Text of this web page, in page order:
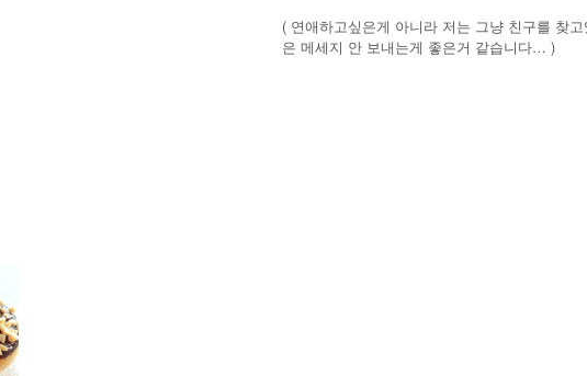
( 연애하고싶은게 아니라 저는 그냥 친구를 찾
은 메세지 안 보내는게 좋은거 같습니다… )